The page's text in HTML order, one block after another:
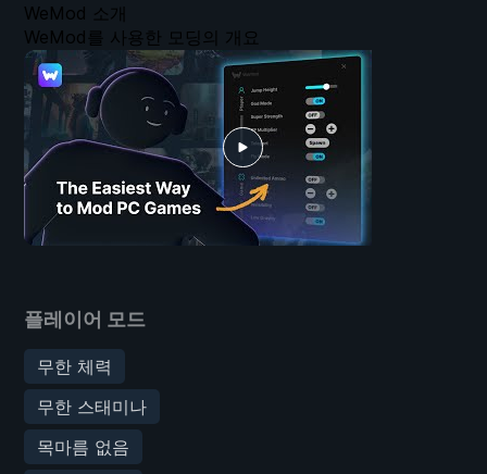
플레이어 모드
무한 체력
무한 스태미나
목마름 없음
WeMod 소개
WeMod를 사용한 모딩의 개요